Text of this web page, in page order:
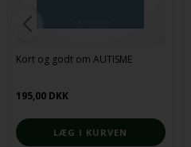
Kort og godt om AUTISME
195,00 DKK